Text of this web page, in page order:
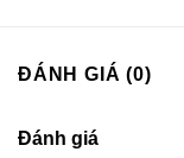
ĐÁNH GIÁ (0)
Đánh giá